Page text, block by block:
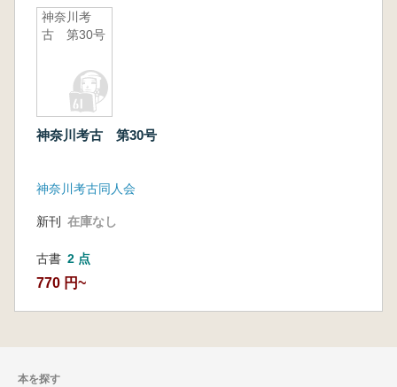
神奈川考
古 第30号
神奈川考古 第30号
神奈川考古同人会
新刊 在庫なし
古書 2 点
770 円~
本を探す